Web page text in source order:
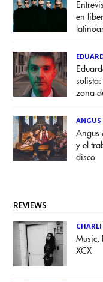
en
zona
ANGUS
Angus
y el
disco
REVIEWS
CHARLI
Music,
XCX